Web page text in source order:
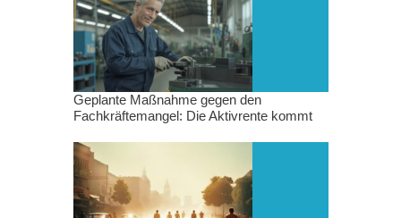
Geplante Maßnahme gegen den
Fachkräftemangel: Die Aktivrente kommt